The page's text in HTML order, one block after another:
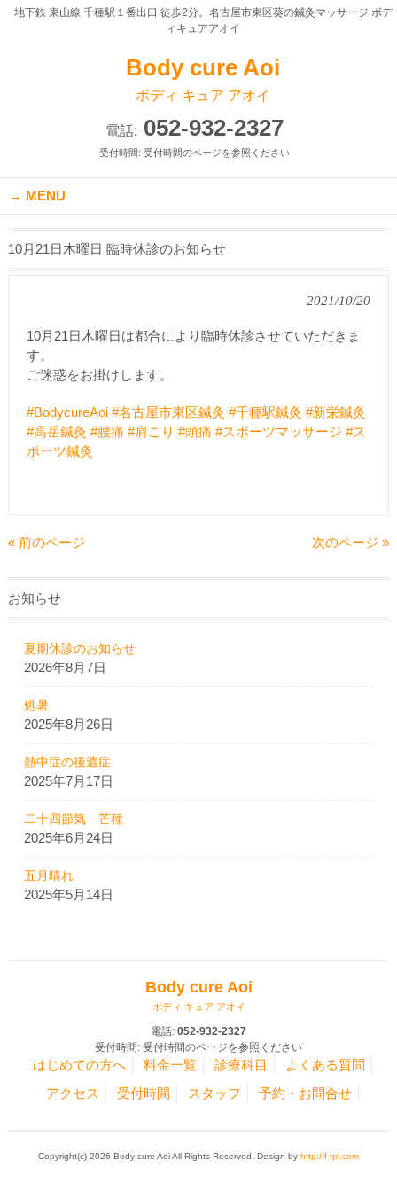
地下鉄 東山線 千種駅１番出口 徒歩2分。名古屋市東区葵の鍼灸マッサージ ボデ
ィキュアアオイ
Body cure Aoi
ボディ キュア アオイ
電話: 052-932-2327
受付時間: 受付時間のページを参照ください
MENU
10月21日木曜日 臨時休診のお知らせ
2021/10/20
10月21日木曜日は都合により臨時休診させていただきま
す。
ご迷惑をお掛けします。
#BodycureAoi #名古屋市東区鍼灸 #千種駅鍼灸 #新栄鍼灸
#高岳鍼灸 #腰痛 #肩こり #頭痛 #スポーツマッサージ #ス
ポーツ鍼灸
« 前のページ 次のページ »
お知らせ
夏期休診のお知らせ
2026年8月7日
処暑
2025年8月26日
熱中症の後遺症
2025年7月17日
二十四節気 芒種
2025年6月24日
五月晴れ
2025年5月14日
Body cure Aoi
ボディ キュア アオイ
電話: 052-932-2327
受付時間: 受付時間のページを参照ください
はじめての方へ 料金一覧 診療科目
よくある質問
アクセス
受付時間 スタッフ 予約・お問合せ
Copyright(c) 2026 Body cure Aoi All Rights Reserved. Design by http://f-tpl.com